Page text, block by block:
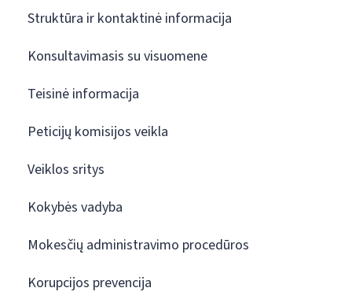
Struktūra ir kontaktinė informacija
Konsultavimasis su visuomene
Teisinė informacija
Peticijų komisijos veikla
Veiklos sritys
Kokybės vadyba
Mokesčių administravimo procedūros
Korupcijos prevencija